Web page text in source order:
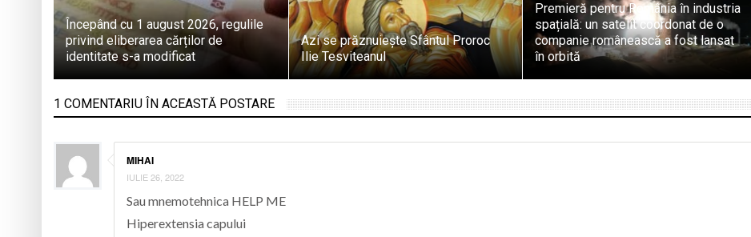
Începând cu 1 august 2026, regulile
privind eliberarea cărților de
identitate s-a modificat
Azi se prăznuiește Sfântul Proroc
Ilie Tesviteanul
Premieră pentru România în industria
spațială: un satelit coordonat de o
companie românească a fost lansat
în orbită
1 COMENTARIU ÎN ACEASTĂ POSTARE
MIHAI
IULIE 26, 2022
Sau mnemotehnica HELP ME
Hiperextensia capului